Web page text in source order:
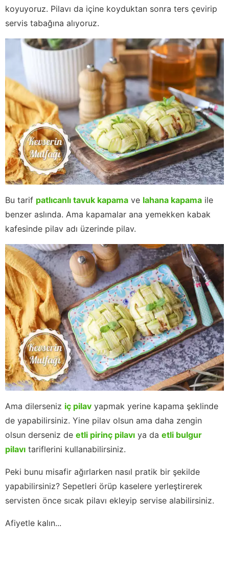
koyuyoruz. Pilavı da içine koyduktan sonra ters çevirip
servis tabağına alıyoruz.
Bu tarif patlıcanlı tavuk kapama ve lahana kapama ile
benzer aslında. Ama kapamalar ana yemekken kabak
kafesinde pilav adı üzerinde pilav.
Ama dilerseniz iç pilav yapmak yerine kapama şeklinde
de yapabilirsiniz. Yine pilav olsun ama daha zengin
olsun derseniz de etli pirinç pilavı ya da etli bulgur
pilavı tariflerini kullanabilirsiniz.
Peki bunu misafir ağırlarken nasıl pratik bir şekilde
yapabilirsiniz? Sepetleri örüp kaselere yerleştirerek
servisten önce sıcak pilavı ekleyip servise alabilirsiniz.
Afiyetle kalın...